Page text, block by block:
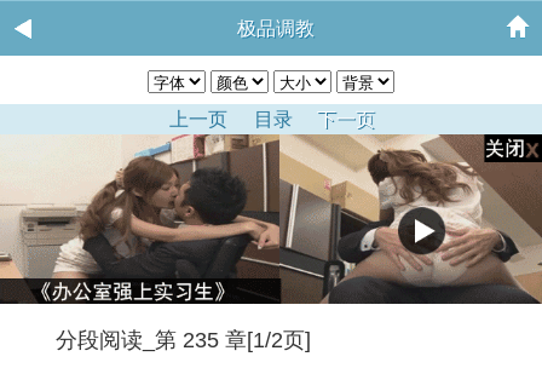
极品调教
上一页 目录 下一页
分段阅读_第 235 章[1/2页]